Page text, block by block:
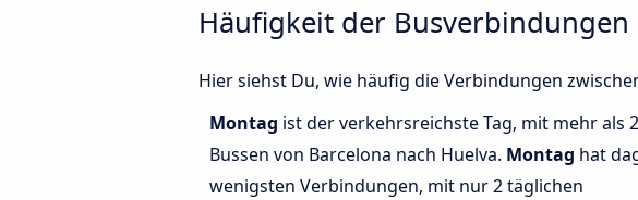
Häufigkeit der
Hier siehst Du, wie häufig die Verbindungen
Montag ist der verkehrsreichste Tag, mit mehr als
Bussen von Barcelona nach Huelva. Montag hat
wenigsten Verbindungen, mit nur 2 täglichen